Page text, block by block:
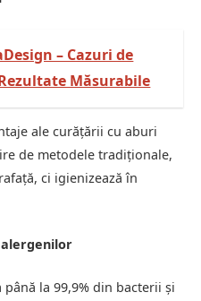
– Cazuri de
Măsurabile
ale curățării cu aburi
de metodele tradiționale,
ci igienizează în
la 99,9% din bacterii și